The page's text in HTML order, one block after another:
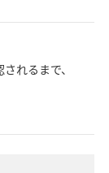
れるまで、